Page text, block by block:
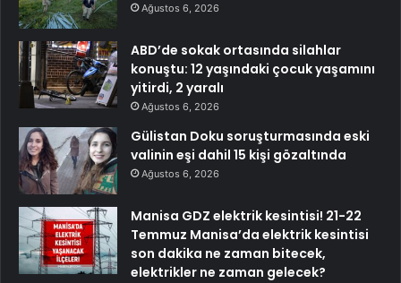
Ağustos 6, 2026
ABD’de sokak ortasında silahlar
konuştu: 12 yaşındaki çocuk yaşamını
yitirdi, 2 yaralı
Ağustos 6, 2026
Gülistan Doku soruşturmasında eski
valinin eşi dahil 15 kişi gözaltında
Ağustos 6, 2026
Manisa GDZ elektrik kesintisi! 21-22
Temmuz Manisa’da elektrik kesintisi
son dakika ne zaman bitecek,
elektrikler ne zaman gelecek?